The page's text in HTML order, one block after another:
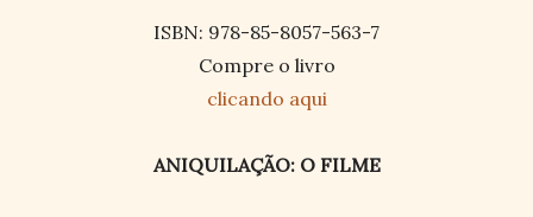
ISBN: 978-85-8057-563-7
Compre o livro
clicando aqui
ANIQUILAÇÃO: O FILME